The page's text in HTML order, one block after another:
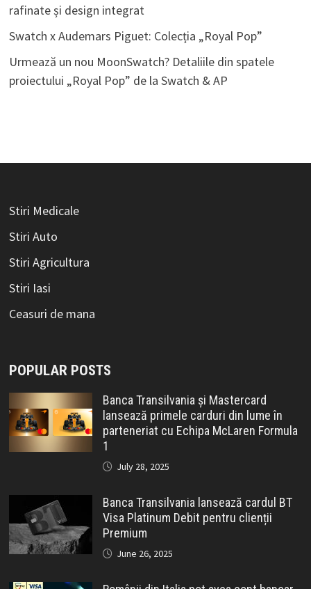
rafinate și design integrat
Swatch x Audemars Piguet: Colecția „Royal Pop”
Urmează un nou MoonSwatch? Detaliile din spatele
proiectului „Royal Pop” de la Swatch & AP
Stiri Medicale
Stiri Auto
Stiri Agricultura
Stiri Iasi
Ceasuri de mana
POPULAR POSTS
Banca Transilvania și Mastercard
lansează primele carduri din lume în
parteneriat cu Echipa McLaren Formula
1
July 28, 2025
Banca Transilvania lansează cardul BT
Visa Platinum Debit pentru clienții
Premium
June 26, 2025